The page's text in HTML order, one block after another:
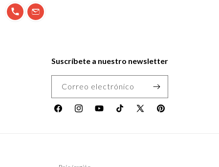
900 897 123info@morfeo.com
Suscríbete a nuestro newsletter
Correo electrónico
FacebookInstagramYouTubeTikTok
X
Pinterest